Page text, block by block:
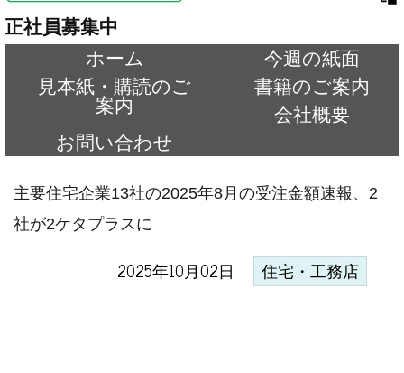
正社員募集中
ホーム
今週の紙面
見本紙・購読のご
案内
書籍のご案内
会社概要
お問い合わせ
主要住宅企業13社の2025年8月の受注金額速報、2
社が2ケタプラスに
2025年10月02日 住宅・工務店